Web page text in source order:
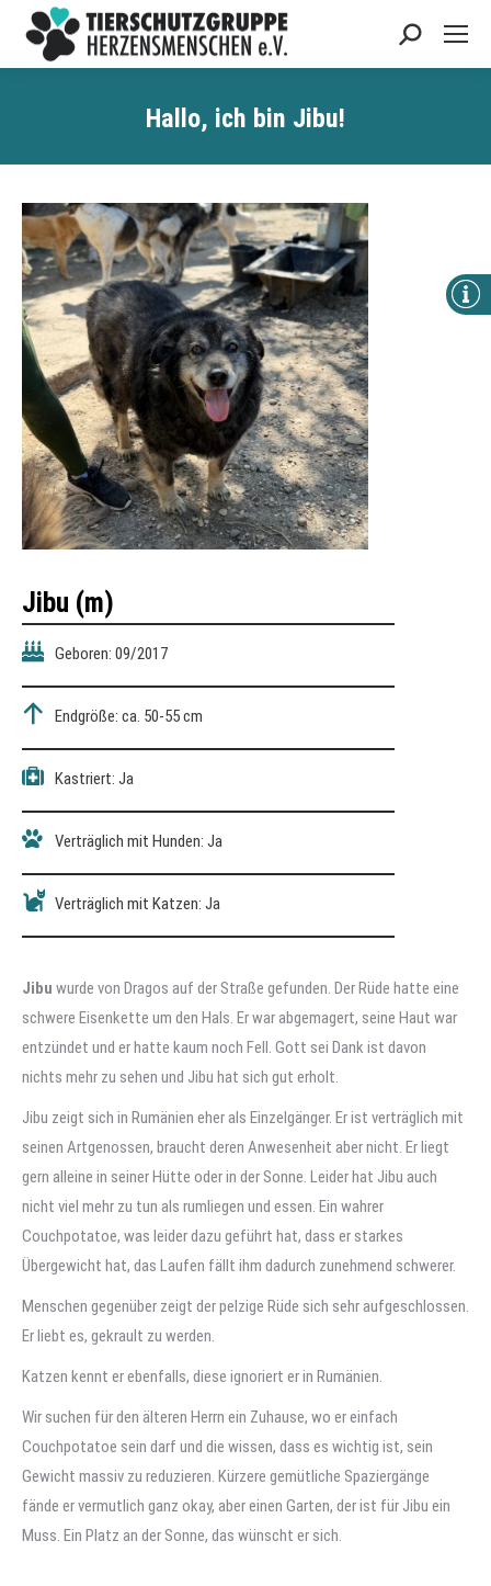
Search:
Hallo, ich bin Jibu!
Jibu (m)
Geboren: 09/2017
Endgröße: ca. 50-55 cm
Kastriert: Ja
Verträglich mit Hunden: Ja
Verträglich mit Katzen: Ja
Jibu wurde von Dragos auf der Straße gefunden. Der Rüde hatte eine
schwere Eisenkette um den Hals. Er war abgemagert, seine Haut war
entzündet und er hatte kaum noch Fell. Gott sei Dank ist davon
nichts mehr zu sehen und Jibu hat sich gut erholt.
Jibu zeigt sich in Rumänien eher als Einzelgänger. Er ist verträglich mit
seinen Artgenossen, braucht deren Anwesenheit aber nicht. Er liegt
gern alleine in seiner Hütte oder in der Sonne. Leider hat Jibu auch
nicht viel mehr zu tun als rumliegen und essen. Ein wahrer
Couchpotatoe, was leider dazu geführt hat, dass er starkes
Übergewicht hat, das Laufen fällt ihm dadurch zunehmend schwerer.
Menschen gegenüber zeigt der pelzige Rüde sich sehr aufgeschlossen.
Er liebt es, gekrault zu werden.
Katzen kennt er ebenfalls, diese ignoriert er in Rumänien.
Wir suchen für den älteren Herrn ein Zuhause, wo er einfach
Couchpotatoe sein darf und die wissen, dass es wichtig ist, sein
Gewicht massiv zu reduzieren. Kürzere gemütliche Spaziergänge
fände er vermutlich ganz okay, aber einen Garten, der ist für Jibu ein
Muss. Ein Platz an der Sonne, das wünscht er sich.